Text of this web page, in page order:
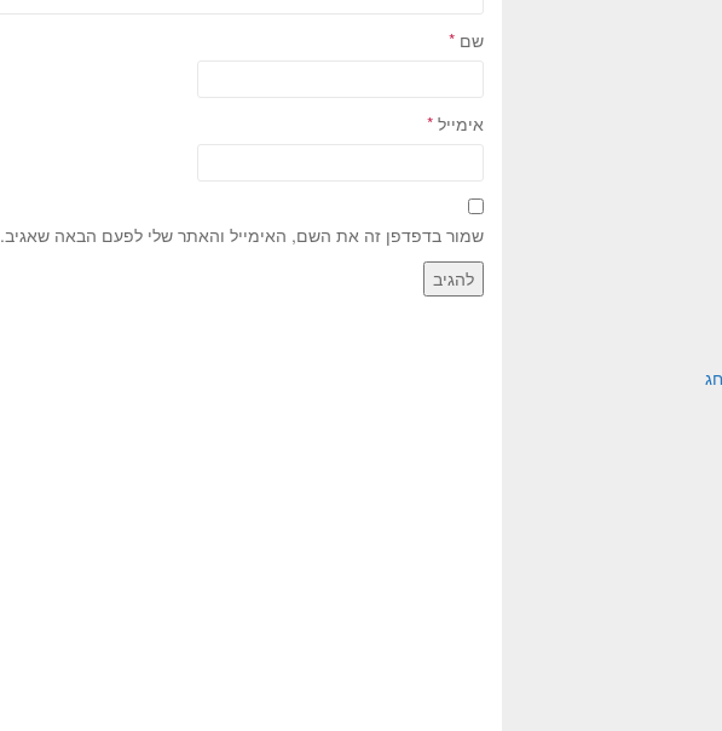
שם *
אימייל *
שמור בדפדפן זה את השם, האימייל והאתר שלי לפעם הבאה שאגיב.